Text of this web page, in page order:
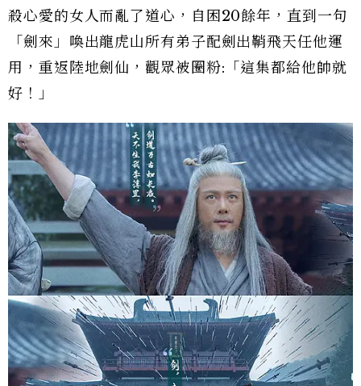
殺心愛的女人而亂了道心，自困20餘年，直到一句
「劍來」喚出龍虎山所有弟子配劍出鞘飛天任他運
用，重返陸地劍仙，觀眾被圈粉:「這集都給他帥就
好！」